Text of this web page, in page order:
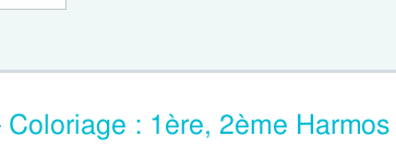
: 1ère, 2ème